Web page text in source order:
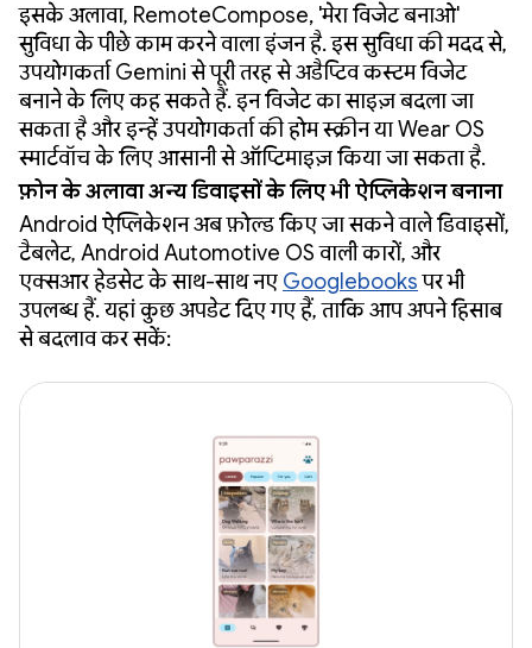
इसके अलावा, RemoteCompose, 'मेरा विजेट बनाओ'
सुविधा के पीछे काम करने वाला इंजन है. इस सुविधा की मदद से,
उपयोगकर्ता Gemini से पूरी तरह से अडैप्टिव कस्टम विजेट
बनाने के लिए कह सकते हैं. इन विजेट का साइज़ बदला जा
सकता है और इन्हें उपयोगकर्ता की होम स्क्रीन या Wear OS
स्मार्टवॉच के लिए आसानी से ऑप्टिमाइज़ किया जा सकता है.
फ़ोन के अलावा अन्य डिवाइसों के लिए भी ऐप्लिकेशन बनाना
Android ऐप्लिकेशन अब फ़ोल्ड किए जा सकने वाले डिवाइसों,
टैबलेट, Android Automotive OS वाली कारों, और
एक्सआर हेडसेट के साथ-साथ नए Googlebooksपर भी
उपलब्ध हैं. यहां कुछ अपडेट दिए गए हैं, ताकि आप अपने हिसाब
से बदलाव कर सकें: